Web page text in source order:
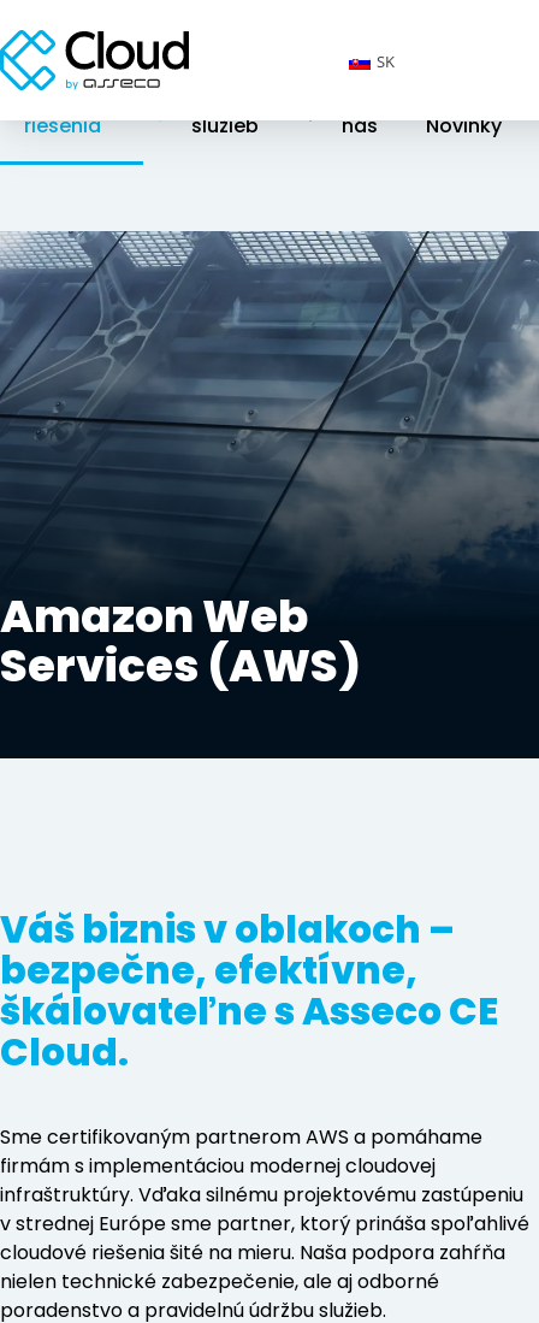
riešenia služieb nás Novinky
Amazon Web
Services (AWS)
Váš biznis v oblakoch –
bezpečne,efektívne,
škálovateľne s Asseco CE
Cloud.
Sme certifikovaným partnerom AWS a pomáhame
firmám s implementáciou modernej cloudovej
infraštruktúry. Vďaka silnému projektovému zastúpeniu
v strednej Európe sme partner, ktorý prináša spoľahlivé
cloudové riešenia šité na mieru. Naša podpora zahŕňa
nielen technické zabezpečenie, ale aj odborné
poradenstvo a pravidelnú údržbu služieb.
SK